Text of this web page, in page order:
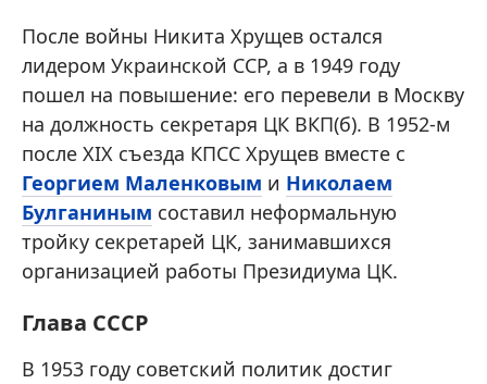
После войны Никита Хрущев остался
лидером Украинской ССР, а в 1949 году
пошел на повышение: его перевели в Москву
на должность секретаря ЦК ВКП(б). В 1952-м
после XIX съезда КПСС Хрущев вместе с
Георгием Маленковым и Николаем
Булганиным составил неформальную
тройку секретарей ЦК, занимавшихся
организацией работы Президиума ЦК.
Глава СССР
В 1953 году советский политик достиг